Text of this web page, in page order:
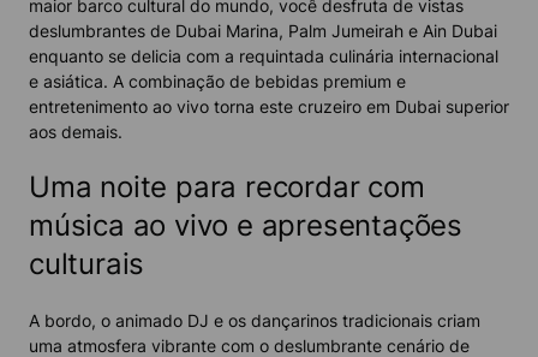
maior barco cultural do mundo, você desfruta de vistas
deslumbrantes de Dubai Marina, Palm Jumeirah e Ain Dubai
enquanto se delicia com a requintada culinária internacional
e asiática. A combinação de bebidas premium e
entretenimento ao vivo torna este cruzeiro em Dubai superior
aos demais.
Uma noite para recordar com
música ao vivo e apresentações
culturais
A bordo, o animado DJ e os dançarinos tradicionais criam
uma atmosfera vibrante com o deslumbrante cenário de